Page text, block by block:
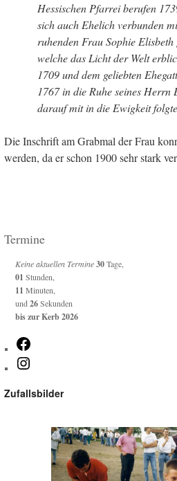
Hessischen Pfarrei berufen
sich auch Ehelich verbunden
ruhenden Frau Sophie Elisbeth
welche das Licht der Welt
1709 und dem geliebten
1767 in die Ruhe seines Herrn
darauf mit in die Ewigkeit
Die Inschrift am Grabmal der Frau
werden, da er schon 1900 sehr stark
Termine
Keine aktuellen Termine 30Tage,
01 Stunden,
11 Minuten,
und 26Sekunden
bis zur Kerb 2026
Zufallsbilder